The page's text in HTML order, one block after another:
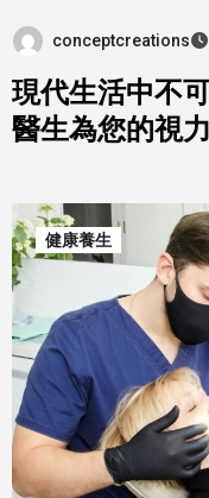
conceptcreations
現代生活中不
醫生為您的視
健康養生